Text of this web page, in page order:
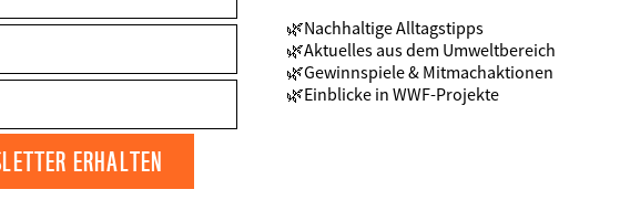
Nachhaltige Alltagstipps
Aktuelles aus dem Umweltbereich
Gewinnspiele & Mitmachaktionen
Einblicke in WWF-Projekte